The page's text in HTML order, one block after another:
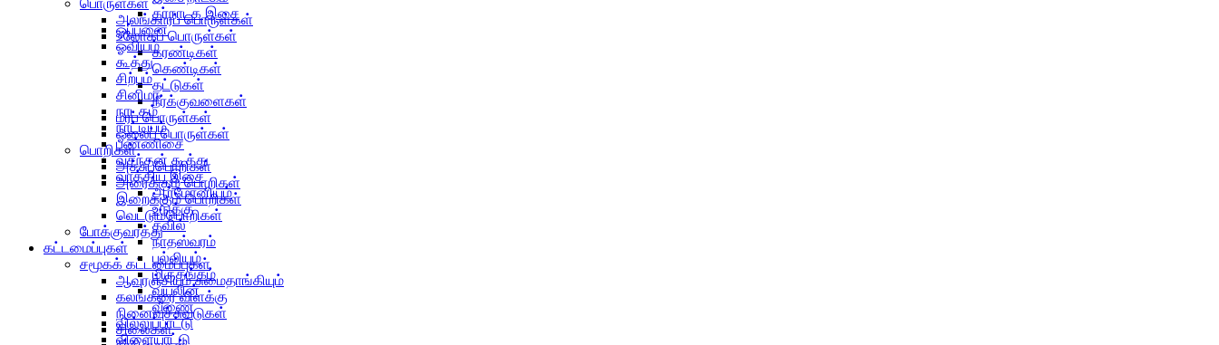
பொருள்கள்
அலங்காரப் பொருள்கள்
உலோகப் பொருள்கள்
கரண்டிகள்
கெண்டிகள்
தட்டுகள்
நீர்க்குவளைகள்
மரப் பொருள்கள்
ஓலைப் பொருள்கள்
பொறிகள்
அச்சுப்பொறிகள்
அரைக்கும் பொறிகள்
இறைக்கும் பொறிகள்
வெட்டும்பொறிகள்
போக்குவரத்து
கட்டமைப்புகள்
சமூகக் கட்டமைப்புகள்
ஆவுரஞ்சியும் சுமைதாங்கியும்
கலங்கரை விளக்கு
நினைவுச்சுவடுகள்
சிலைகள்
கர்நாடக இசை
ஒப்பனை
ஓவியம்
கூத்து
சிற்பம்
சினிமா
நாடகம்
நாட்டியம்
பண்ணிசை
வசந்தன் கூத்து
வாத்திய இசை
ஆர்மோனியம்
உடுக்கு
தவில்
நாதஸ்வரம்
பல்லியம்
மிருதங்கம்
வயலின்
வீணை
வில்லுப்பாட்டு
விளையாட்டு